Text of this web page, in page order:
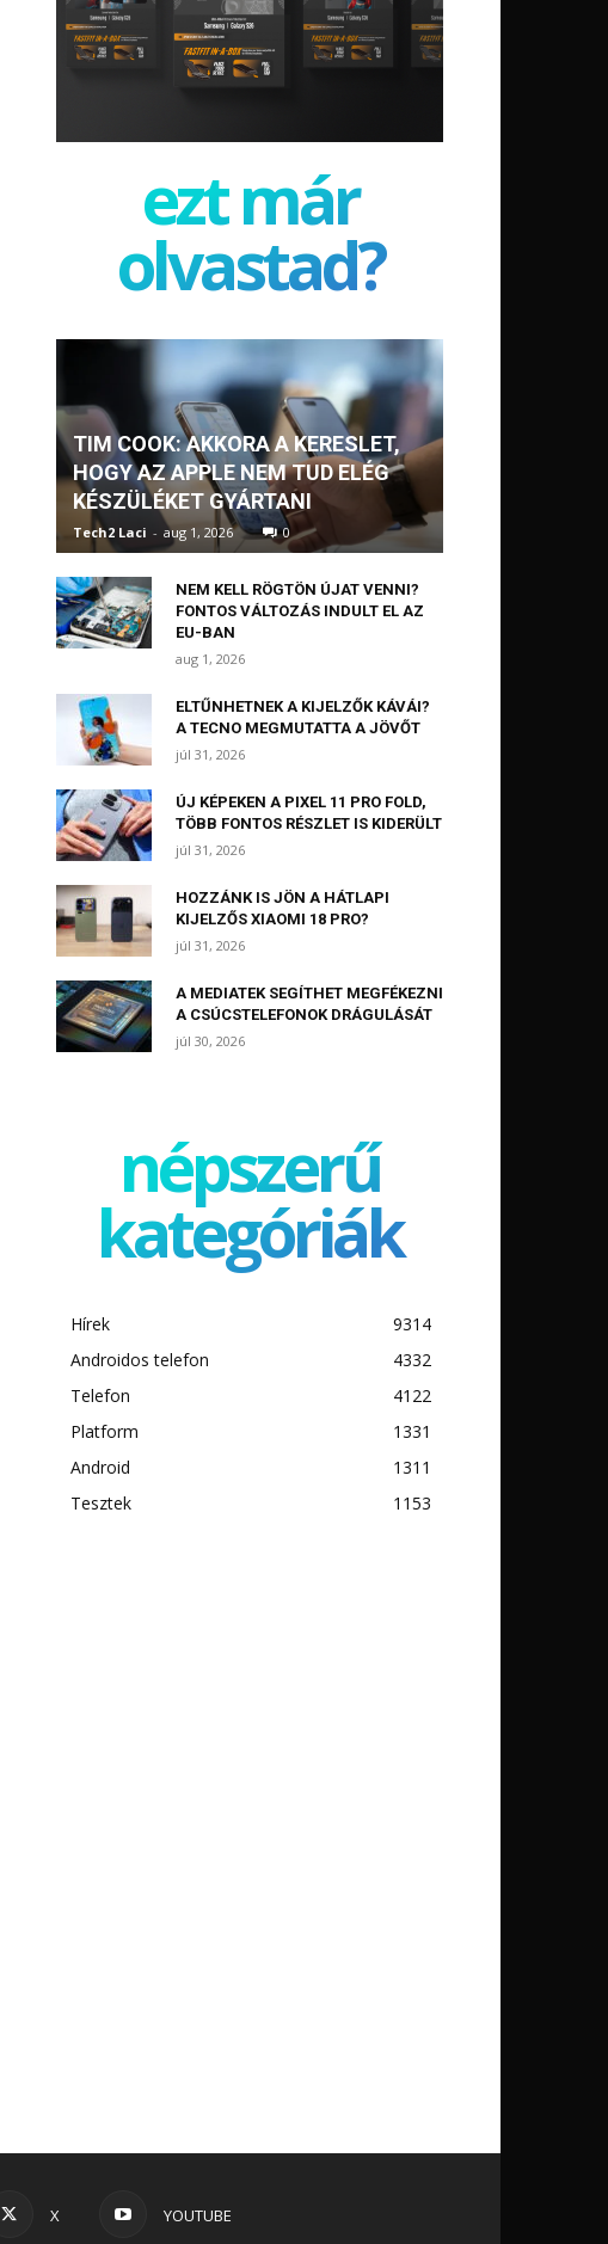
ezt már
olvastad?
TIM COOK: AKKORA A KERESLET,
HOGY AZ APPLE NEM TUD ELÉG
KÉSZÜLÉKET GYÁRTANI
Tech2 Laci - aug 1, 2026 0
NEM KELL RÖGTÖN ÚJAT VENNI?
FONTOS VÁLTOZÁS INDULT EL AZ
EU-BAN
aug 1, 2026
ELTŰNHETNEK A KIJELZŐK KÁVÁI?
A TECNO MEGMUTATTA A JÖVŐT
júl 31, 2026
ÚJ KÉPEKEN A PIXEL 11 PRO FOLD,
TÖBB FONTOS RÉSZLET IS KIDERÜLT
júl 31, 2026
HOZZÁNK IS JÖN A HÁTLAPI
KIJELZŐS XIAOMI 18 PRO?
júl 31, 2026
A MEDIATEK SEGÍTHET MEGFÉKEZNI
A CSÚCSTELEFONOK DRÁGULÁSÁT
júl 30, 2026
népszerű
kategóriák
Hírek
9314
Androidos telefon
4332
Telefon
4122
Platform
1331
Android
1311
Tesztek
1153
X YOUTUBE